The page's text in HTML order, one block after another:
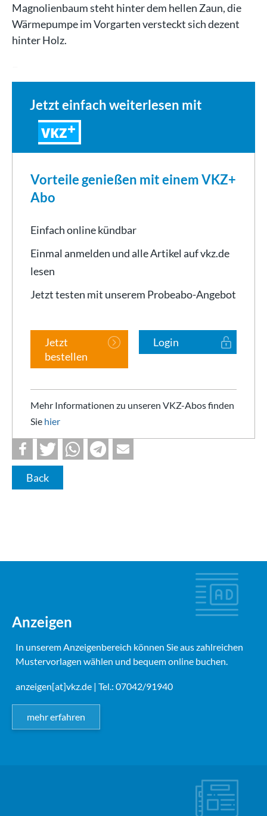
Magnolienbaum steht hinter dem hellen Zaun, die
Wärmepumpe im Vorgarten versteckt sich dezent
hinter Holz.
Jetzt einfach weiterlesen mit
VKZ
Vorteile genießen mit einem VKZ+
Abo
Einfach online kündbar
Einmal anmelden und alle Artikel auf vkz.de
lesen
Jetzt testen mit unserem Probeabo-Angebot
Jetzt
bestellen
Login
Mehr Informationen zu unseren VKZ-Abos finden
Sie hier
Back
Anzeigen
In unserem Anzeigenbereich können Sie aus zahlreichen
Mustervorlagen wählen und bequem online buchen.
anzeigen[at]vkz.de | Tel.: 07042/91940
mehr erfahren